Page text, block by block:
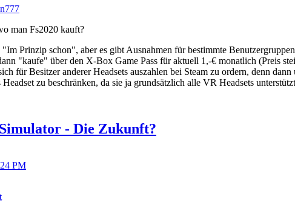
man Fs2020 kauft?
"Im Prinzip schon", aber es gibt Ausnahmen für bestimmte
"kaufe" über den X-Box Game Pass für aktuell 1,-€ monatlich (Preis
für Besitzer anderer Headsets auszahlen bei Steam zu ordern, denn
zu beschränken, da sie ja grundsätzlich alle VR Headsets
- Die Zukunft?
PM